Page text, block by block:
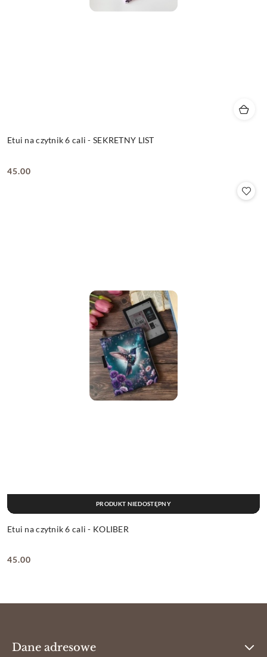
Etui na czytnik 6 cali - SEKRETNY LIST
Cena:
45.00
Etui na czytnik 6 cali - KOLIBER
Cena:
45.00
PRODUKT NIEDOSTĘPNY
Dane adresowe